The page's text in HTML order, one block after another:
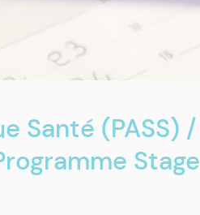
Santé (PASS) /
Stage